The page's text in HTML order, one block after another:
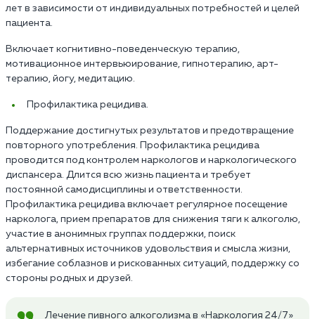
лет в зависимости от индивидуальных потребностей и целей
пациента.
Включает когнитивно-поведенческую терапию,
мотивационное интервьюирование, гипнотерапию, арт-
терапию, йогу, медитацию.
Профилактика рецидива.
Поддержание достигнутых результатов и предотвращение
повторного употребления. Профилактика рецидива
проводится под контролем наркологов и наркологического
диспансера. Длится всю жизнь пациента и требует
постоянной самодисциплины и ответственности.
Профилактика рецидива включает регулярное посещение
нарколога, прием препаратов для снижения тяги к алкоголю,
участие в анонимных группах поддержки, поиск
альтернативных источников удовольствия и смысла жизни,
избегание соблазнов и рискованных ситуаций, поддержку со
стороны родных и друзей.
Лечение пивного алкоголизма в «Наркология 24/7»